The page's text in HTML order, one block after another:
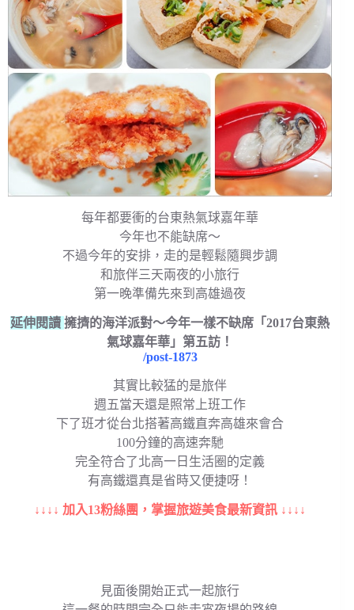
每年都要衝的台東熱氣球嘉年華
今年也不能缺席～
不過今年的安排，走的是輕鬆隨興步調
和旅伴三天兩夜的小旅行
第一晚準備先來到高雄過夜
延伸閱讀擁擠的海洋派對～今年一樣不缺席「2017台東熱
氣球嘉年華」第五訪！
/post-1873
其實比較猛的是旅伴
週五當天還是照常上班工作
下了班才從台北搭著高鐵直奔高雄來會合
100分鐘的高速奔馳
完全符合了北高一日生活圈的定義
有高鐵還真是省時又便捷呀！
↓↓↓↓ 加入13粉絲團，掌握旅遊美食最新資訊 ↓↓↓↓
見面後開始正式一起旅行